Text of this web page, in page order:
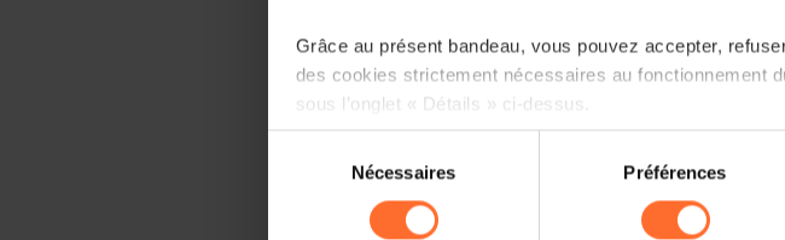
Grâce au présent bandeau, vous pouvez accepter,
des cookies strictement nécessaires au fonctionnement
sous l’onglet « Détails » ci-dessus.
Il est précisé que la navigation sur le site et certaines
sociaux, sauvegarde des préférences de lecture vidéo,
cas de refus de tous les cookies ou des cookies non
consentement
Nécessaires Préférences
The
and
officials
The
shall